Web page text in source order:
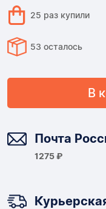
25 раз купили
53 осталось
В
Почта
1275 ₽